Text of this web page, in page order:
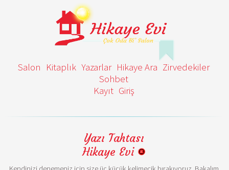
Salon Kitaplık Yazarlar Hikaye Ara Zirvedekiler
Sohbet
Kayıt Giriş
Yazı Tahtası
Hikaye Evi